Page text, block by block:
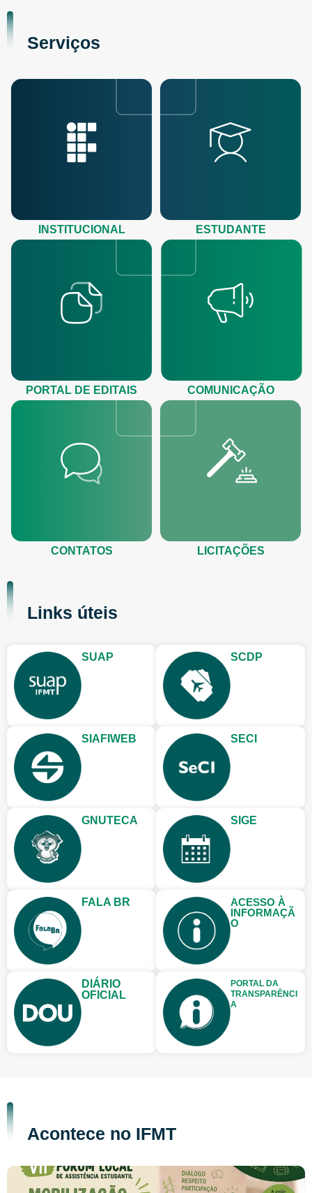
Serviços
INSTITUCIONAL ESTUDANTE
PORTAL DE EDITAIS COMUNICAÇÃO
CONTATOS LICITAÇÕES
Links úteis
SUAP SCDP
SIAFIWEB SECI
GNUTECA SIGE
FALA BR
ACESSO À
INFORMAÇÃ
O
DIÁRIO
OFICIAL
PORTAL DA
TRANSPARÊNCI
A
Acontece no IFMT